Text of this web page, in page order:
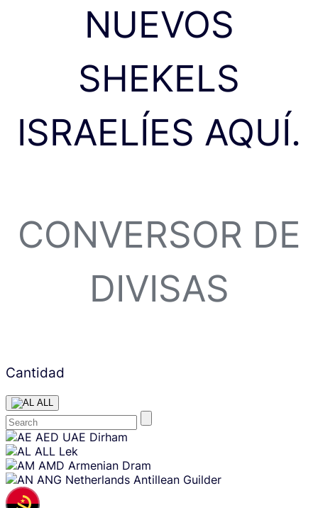
NUEVOS
SHEKELS
ISRAELÍES AQUÍ.
CONVERSOR DE
DIVISAS
Cantidad
ALL
Skip
content
AED UAE Dirham
ALL Lek
AMD Armenian Dram
ANG Netherlands Antillean Guilder